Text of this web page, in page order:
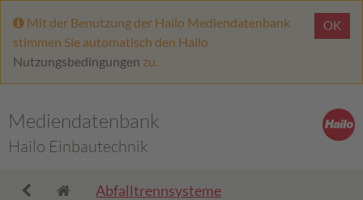
OK
Mit der Benutzung der Hailo Mediendatenbank
stimmen Sie automatisch den Hailo
Nutzungsbedingungen zu.
Mediendatenbank
Hailo Einbautechnik
Abfalltrennsysteme